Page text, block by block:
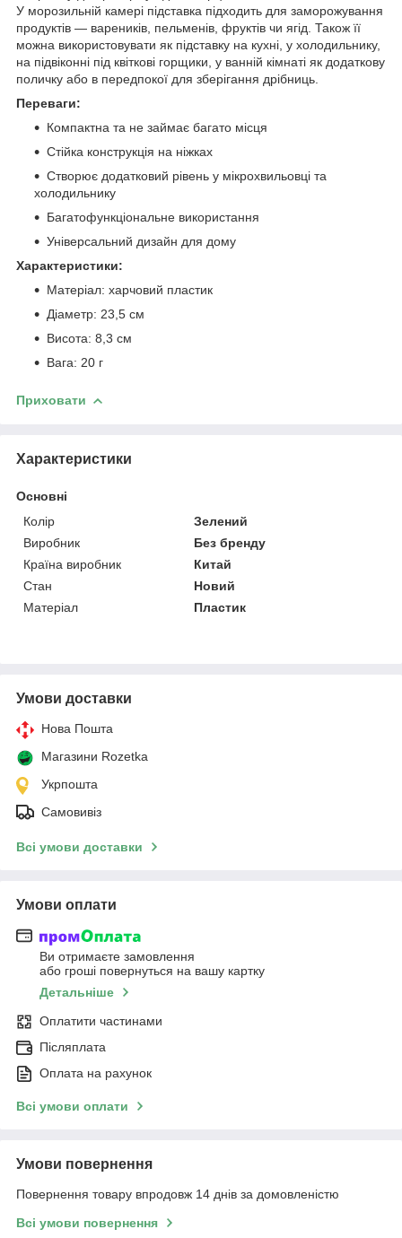
У морозильній камері підставка підходить для заморожування
продуктів — вареників, пельменів, фруктів чи ягід. Також її
можна використовувати як підставку на кухні, у холодильнику,
на підвіконні під квіткові горщики, у ванній кімнаті як додаткову
поличку або в передпокої для зберігання дрібниць.
Переваги:
Компактна та не займає багато місця
Стійка конструкція на ніжках
Створює додатковий рівень у мікрохвильовці та
холодильнику
Багатофункціональне використання
Універсальний дизайн для дому
Характеристики:
Матеріал: харчовий пластик
Діаметр: 23,5 см
Висота: 8,3 см
Вага: 20 г
Приховати
Характеристики
Основні
Колір
Зелений
Виробник
Без бренду
Країна виробник
Китай
Стан
Новий
Матеріал
Пластик
Умови доставки
Нова Пошта
Магазини Rozetka
Укрпошта
Самовивіз
Всі умови доставки
Умови оплати
Ви отримаєте замовлення
або гроші повернуться на вашу картку
Детальніше
Оплатити частинами
Післяплата
Оплата на рахунок
Всі умови оплати
Умови повернення
Повернення товару впродовж 14 днів за домовленістю
Всі умови повернення